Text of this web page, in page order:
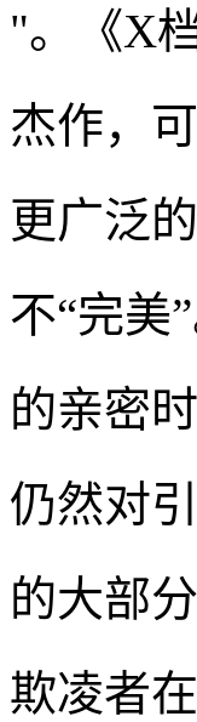
"。《X
杰作，
更广泛
不“完美
的亲密
仍然对
的大部
欺凌者